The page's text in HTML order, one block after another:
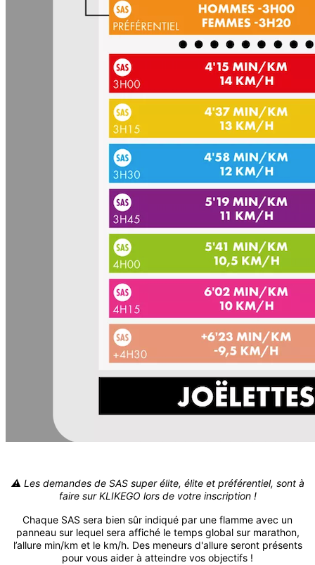
⚠️ Les demandes de SAS super élite, élite et préférentiel, sont à
faire sur KLIKEGO lors de votre inscription !
Chaque SAS sera bien sûr indiqué par une flamme avec un
panneau sur lequel sera affiché le temps global sur marathon,
l’allure min/km et le km/h. Des meneurs d'allure seront présents
pour vous aider à atteindre vos objectifs !